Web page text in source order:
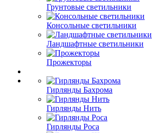
Грунтовые светильники
Консольные светильники
Ландшафтные светильники
Прожекторы
Гирлянды Бахрома
Гирлянды Нить
Гирлянды Роса